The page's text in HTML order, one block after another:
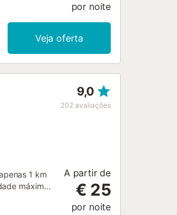
liguem os
Não são
as regras
da
por noite
Veja oferta
9,0
202 avaliações
1 km
máxima
pode
A partir de
€ 25
por noite